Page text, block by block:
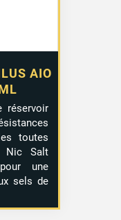
AIO
réservoir
toutes
Nic Salt
une
sels de